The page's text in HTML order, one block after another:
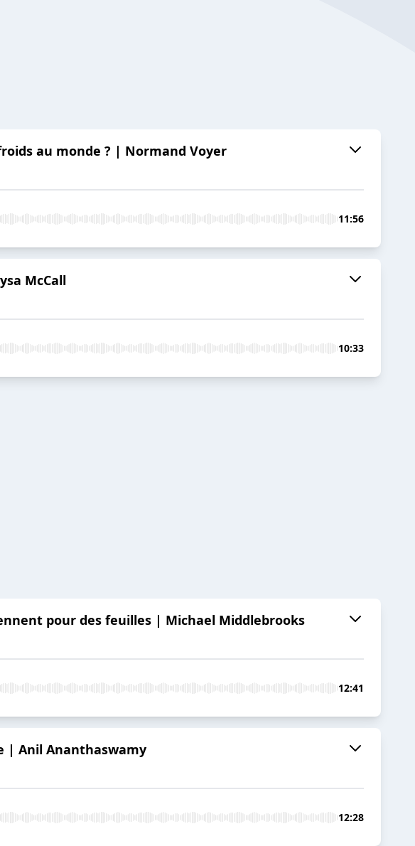
au monde ? | Normand Voyer
11:56
McCall
10:33
pour des feuilles | Michael Middlebrooks
12:41
| Anil Ananthaswamy
12:28